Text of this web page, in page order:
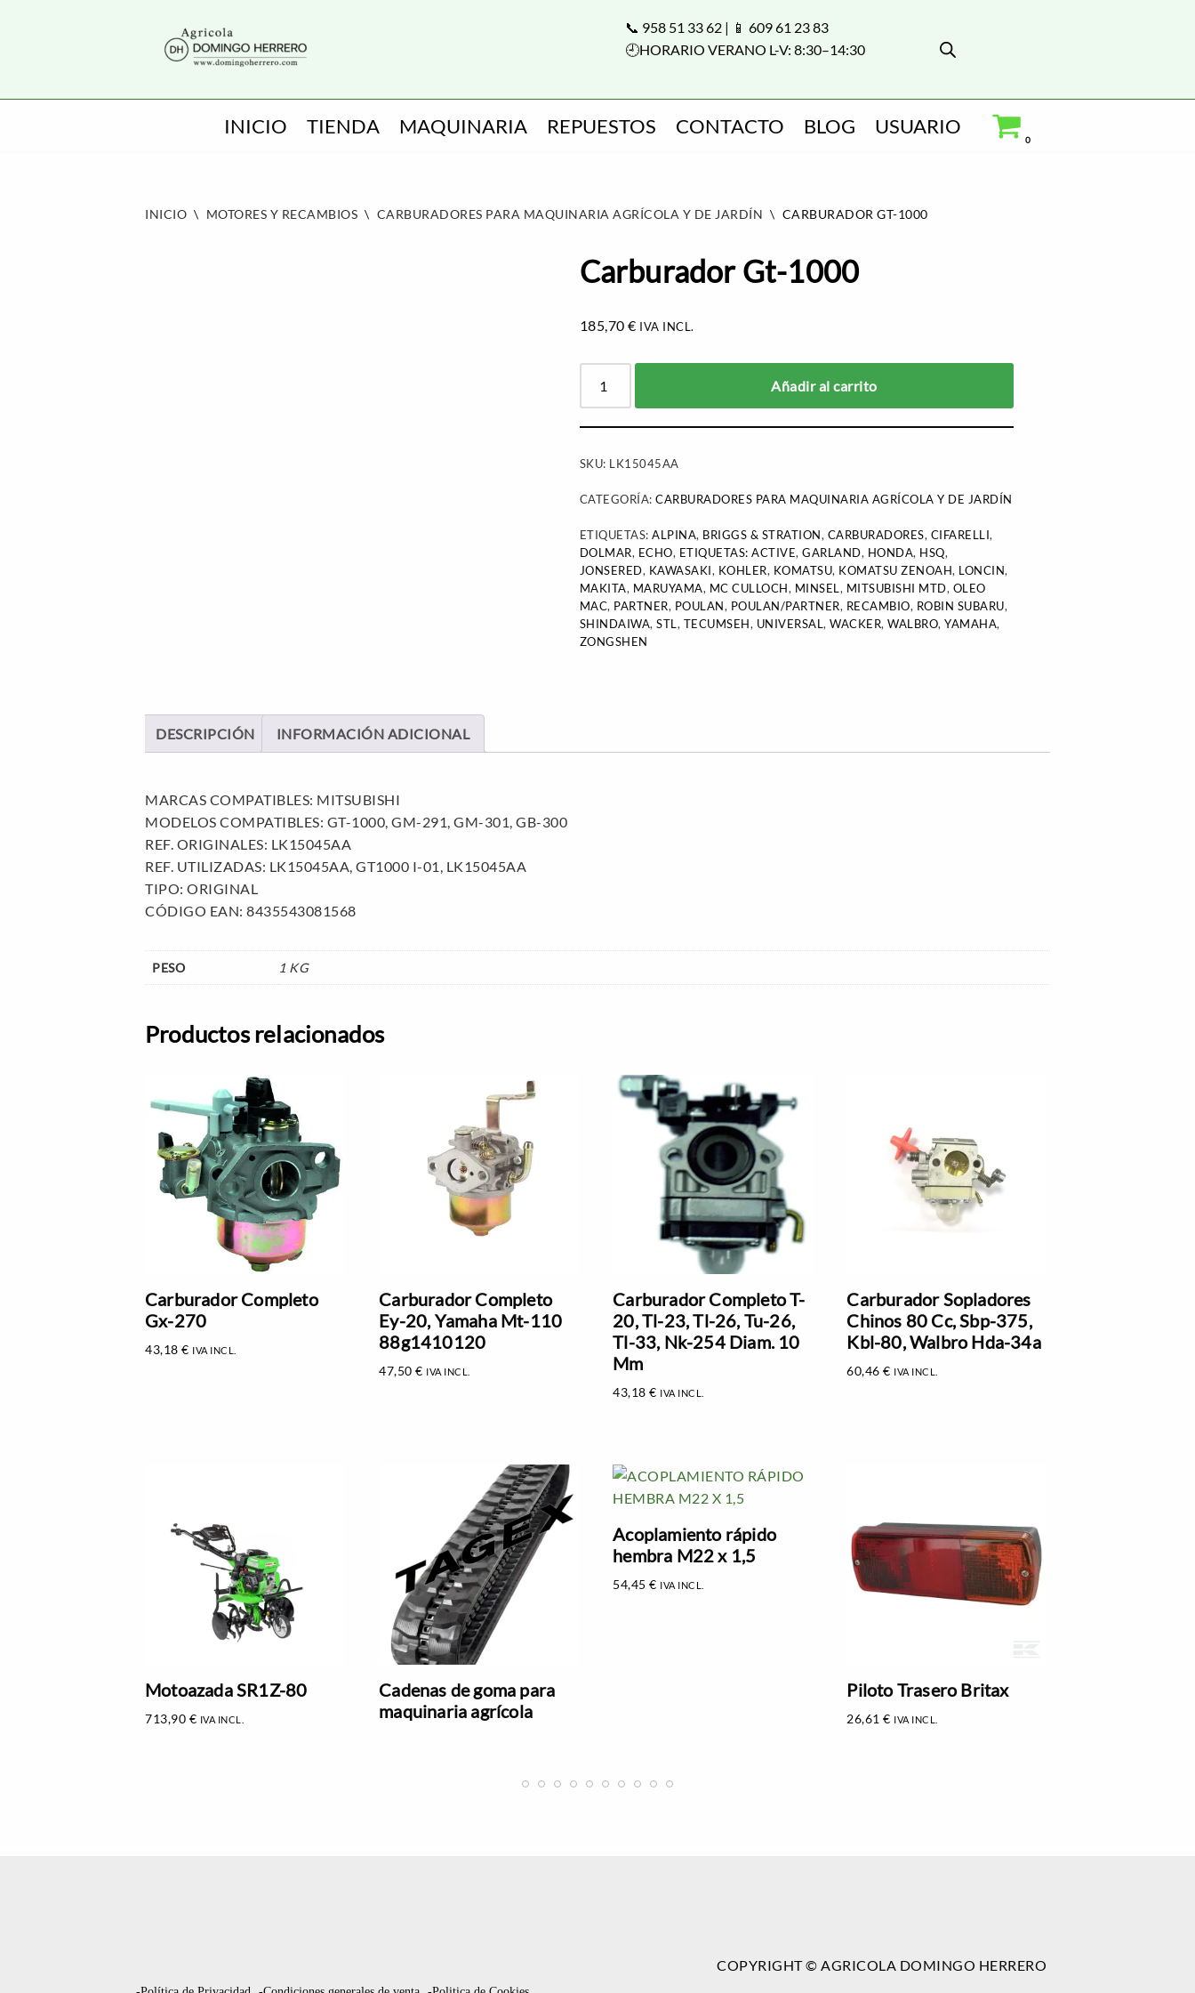
📞 958 51 33 62 | 📱 609 61 23 83
🕘HORARIO VERANO L-V: 8:30–14:30
INICIO TIENDA MAQUINARIA REPUESTOS CONTACTO BLOG USUARIO
0
INICIO \ MOTORES Y RECAMBIOS \ CARBURADORES PARA MAQUINARIA AGRÍCOLA Y DE JARDÍN \ CARBURADOR GT-1000
Carburador Gt-1000
185,70€ IVA INCL.
Añadir al carrito
SKU: LK15045AA
CATEGORÍA:CARBURADORES PARA MAQUINARIA AGRÍCOLA Y DE JARDÍN
ETIQUETAS:ALPINA, BRIGGS & STRATION, CARBURADORES, CIFARELLI,
DOLMAR, ECHO, ETIQUETAS: ACTIVE,GARLAND, HONDA, HSQ,
JONSERED, KAWASAKI, KOHLER, KOMATSU, KOMATSU ZENOAH, LONCIN,
MAKITA, MARUYAMA, MC CULLOCH, MINSEL, MITSUBISHI MTD, OLEO
MAC, PARTNER, POULAN, POULAN/PARTNER, RECAMBIO, ROBIN SUBARU,
SHINDAIWA,STL, TECUMSEH, UNIVERSAL,WACKER,WALBRO,YAMAHA,
ZONGSHEN
DESCRIPCIÓN INFORMACIÓN ADICIONAL
MARCAS COMPATIBLES: MITSUBISHI
MODELOS COMPATIBLES: GT-1000, GM-291, GM-301, GB-300
REF. ORIGINALES: LK15045AA
REF. UTILIZADAS: LK15045AA, GT1000 I-01, LK15045AA
TIPO: ORIGINAL
CÓDIGO EAN: 8435543081568
PESO 1 KG
Productos relacionados
Carburador Completo
Gx-270
43,18 € IVA INCL.
Carburador Completo
Ey-20, Yamaha Mt-110
88g1410120
47,50€ IVA INCL.
Carburador Completo T-
20, Tl-23, Tl-26, Tu-26,
Tl-33, Nk-254 Diam. 10
Mm
43,18€ IVA INCL.
Carburador Sopladores
Chinos 80 Cc, Sbp-375,
Kbl-80, Walbro Hda-34a
60,46€ IVA INCL.
Motoazada SR1Z-80
713,90 € IVA INCL.
Cadenas de goma para
maquinaria agrícola
Acoplamiento rápido
hembra M22 x 1,5
54,45€ IVA INCL.
Piloto Trasero Britax
26,61€ IVA INCL.
COPYRIGHT © AGRICOLA DOMINGO HERRERO